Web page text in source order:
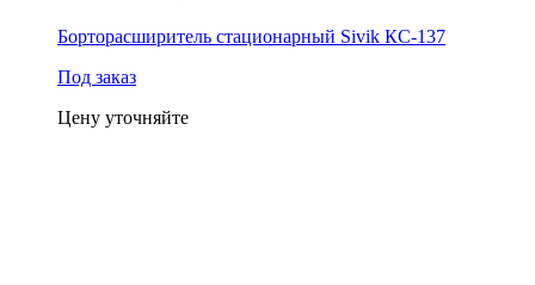
Борторасширитель стационарный Sivik КС-137
Под заказ
Цену уточняйте